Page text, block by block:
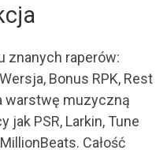
znanych raperów:
Bonus RPK, Rest
warstwę muzyczną
jak PSR, Larkin, Tune
Całość